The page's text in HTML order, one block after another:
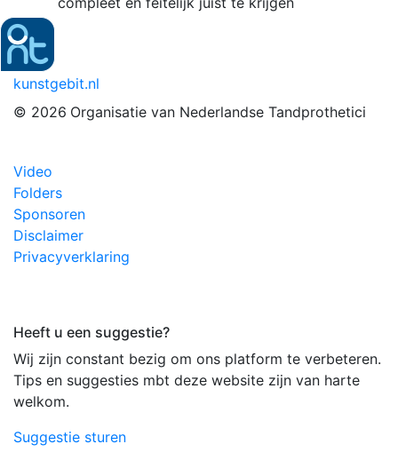
kunstgebit.nl
© 2026 Organisatie van Nederlandse Tandprothetici
Video
Folders
Sponsoren
Disclaimer
Privacyverklaring
Heeft u een suggestie?
Wij zijn constant bezig om ons platform te verbeteren.
Tips en suggesties mbt deze website zijn van harte
welkom.
Suggestie sturen